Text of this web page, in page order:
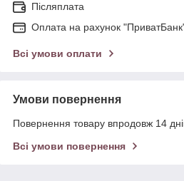
Післяплата
Оплата на рахунок
Всі умови оплати
Умови повернення
Повернення товару впродовж 14
Всі умови повернення